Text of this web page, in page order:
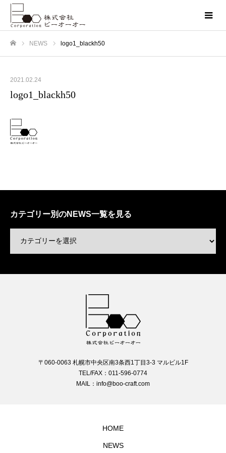
NEWS logo1_blackh50
2021.02.24
logo1_blackh50
カテゴリー別のNEWS一覧を見る
〒060-0063 札幌市中央区南3条西1丁目3-3 マルビル1F
TEL/FAX：011-596-0774
MAIL：info@boo-craft.com
HOME
NEWS